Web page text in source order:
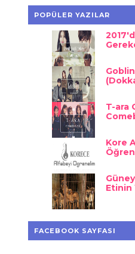
POPÜLER YAZILAR
T-ara
Kore
Etinin
FACEBOOK SAYFASI